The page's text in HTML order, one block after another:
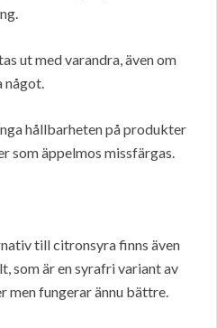
ut med varandra, även om
något.
hållbarheten på produkter
som äppelmos missfärgas.
till citronsyra finns även
som är en syrafri variant av
men fungerar ännu bättre.